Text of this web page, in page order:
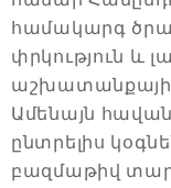
համակարգ
փրկություն և
Ամենայն
ընտրելիս
բազմաթիվ